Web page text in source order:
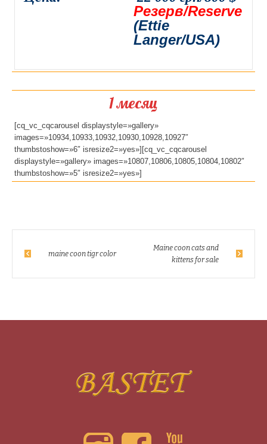
Резерв/Reserve
(Ettie
Langer/USA)
1 месяц
[cq_vc_cqcarousel displaystyle=»gallery»
images=»10934,10933,10932,10930,10928,10927″
thumbstoshow=»6″ isresize2=»yes»][cq_vc_cqcarousel
displaystyle=»gallery» images=»10807,10806,10805,10804,10802″
thumbstoshow=»5″ isresize2=»yes»]
maine coon tigr color
Maine coon cats and
kittens for sale